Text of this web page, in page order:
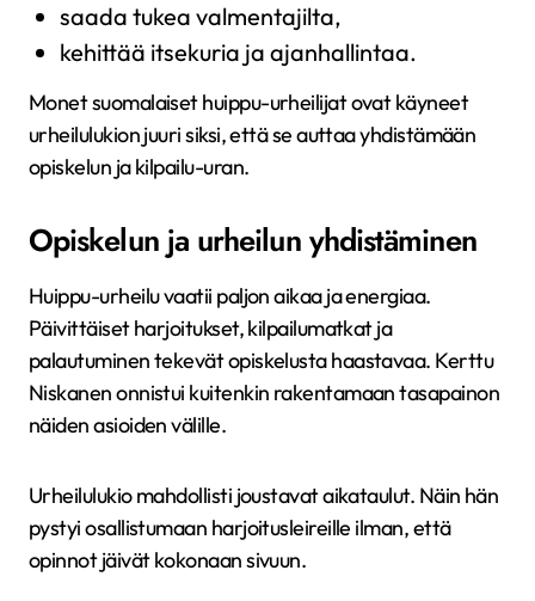
saada tukea valmentajilta,
kehittää itsekuria ja ajanhallintaa.
Monet suomalaiset huippu-urheilijat ovat käyneet
urheilulukion juuri siksi, että se auttaa yhdistämään
opiskelun ja kilpailu-uran.
Opiskelun ja urheilun yhdistäminen
Huippu-urheilu vaatii paljon aikaa ja energiaa.
Päivittäiset harjoitukset, kilpailumatkat ja
palautuminen tekevät opiskelusta haastavaa. Kerttu
Niskanen onnistui kuitenkin rakentamaan tasapainon
näiden asioiden välille.
Urheilulukio mahdollisti joustavat aikataulut. Näin hän
pystyi osallistumaan harjoitusleireille ilman, että
opinnot jäivät kokonaan sivuun.